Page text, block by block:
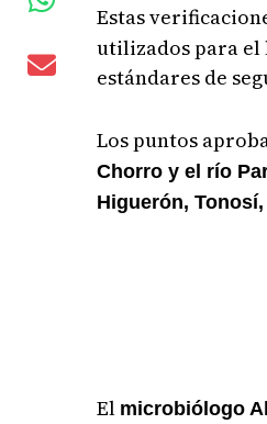
Estas
utilizados para el
estándares de
Los puntos
Chorro y el río
Higuerón,
El microbiólogo